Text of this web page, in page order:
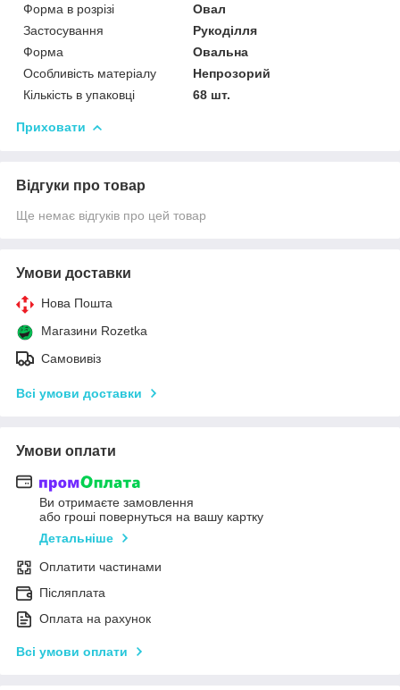
Форма в розрізі
Овал
Застосування
Рукоділля
Форма
Овальна
Особливість матеріалу
Непрозорий
Кількість в упаковці
68 шт.
Приховати
Відгуки про товар
Ще немає відгуків про цей товар
Умови доставки
Нова Пошта
Магазини Rozetka
Самовивіз
Всі умови доставки
Умови оплати
Ви отримаєте замовлення
або гроші повернуться на вашу картку
Детальніше
Оплатити частинами
Післяплата
Оплата на рахунок
Всі умови оплати